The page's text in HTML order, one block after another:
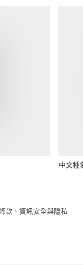
中文種
款、資訊安全與隱私